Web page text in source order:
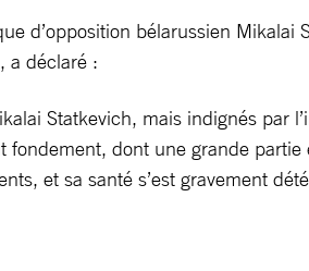
d’opposition bélarussien
a déclaré :
Statkevich, mais indignés par
dont une grande
et sa santé s’est gravement